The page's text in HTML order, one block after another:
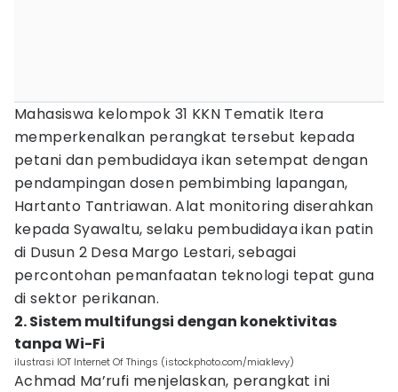
Mahasiswa kelompok 31 KKN Tematik Itera
memperkenalkan perangkat tersebut kepada
petani dan pembudidaya ikan setempat dengan
pendampingan dosen pembimbing lapangan,
Hartanto Tantriawan. Alat monitoring diserahkan
kepada Syawaltu, selaku pembudidaya ikan patin
di Dusun 2 Desa Margo Lestari, sebagai
percontohan pemanfaatan teknologi tepat guna
di sektor perikanan.
2. Sistem multifungsi dengan konektivitas
tanpa Wi-Fi
ilustrasi IOT Internet Of Things (istockphoto.com/miaklevy)
Achmad Ma’rufi menjelaskan, perangkat ini